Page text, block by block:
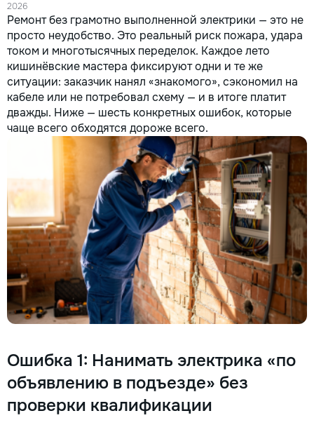
2026
Ремонт без грамотно выполненной электрики — это не
просто неудобство. Это реальный риск пожара, удара
током и многотысячных переделок. Каждое лето
кишинёвские мастера фиксируют одни и те же
ситуации: заказчик нанял «знакомого», сэкономил на
кабеле или не потребовал схему — и в итоге платит
дважды. Ниже — шесть конкретных ошибок, которые
чаще всего обходятся дороже всего.
Ошибка 1: Нанимать электрика «по
объявлению в подъезде» без
проверки квалификации